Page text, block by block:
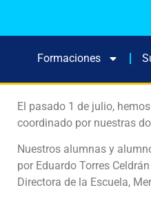
Formaciones
El pasado 1 de julio,
coordinado por nuestras
Nuestros alumnas y
por Eduardo Torres
Directora de la Escuela,